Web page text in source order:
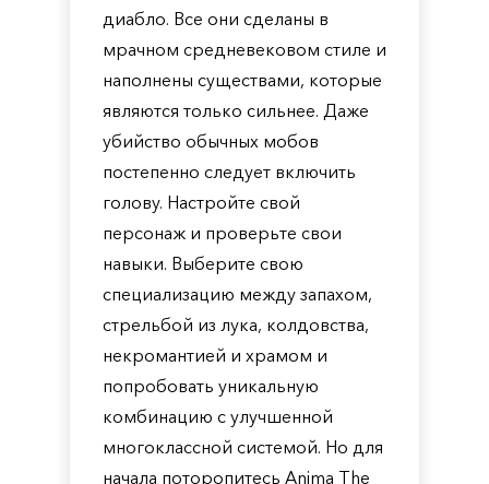
диабло. Все они сделаны в
мрачном средневековом стиле и
наполнены существами, которые
являются только сильнее. Даже
убийство обычных мобов
постепенно следует включить
голову. Настройте свой
персонаж и проверьте свои
навыки. Выберите свою
специализацию между запахом,
стрельбой из лука, колдовства,
некромантией и храмом и
попробовать уникальную
комбинацию с улучшенной
многоклассной системой. Но для
начала поторопитесь Anima The